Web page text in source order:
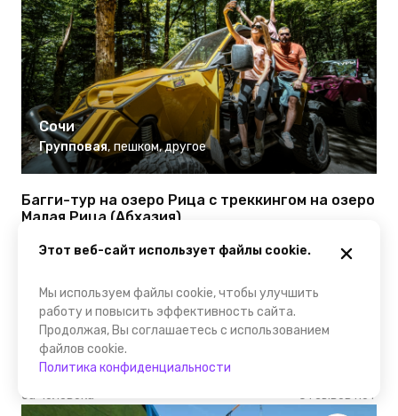
Сочи
Групповая, пешком, другое
Багги-тур на озеро Рица с треккингом на озеро
Малая Рица (Абхазия)
Увлекательное и красивое путешествие на озеро Рица,
которое является уникальным местом по своей флоре и
1 дн
11600 ₽
за человека Отзывов нет
Этот веб-сайт использует файлы cookie.
Мы используем файлы cookie, чтобы улучшить
работу и повысить эффективность сайта.
Продолжая, Вы соглашаетесь с использованием
файлов cookie.
Политика конфиденциальности